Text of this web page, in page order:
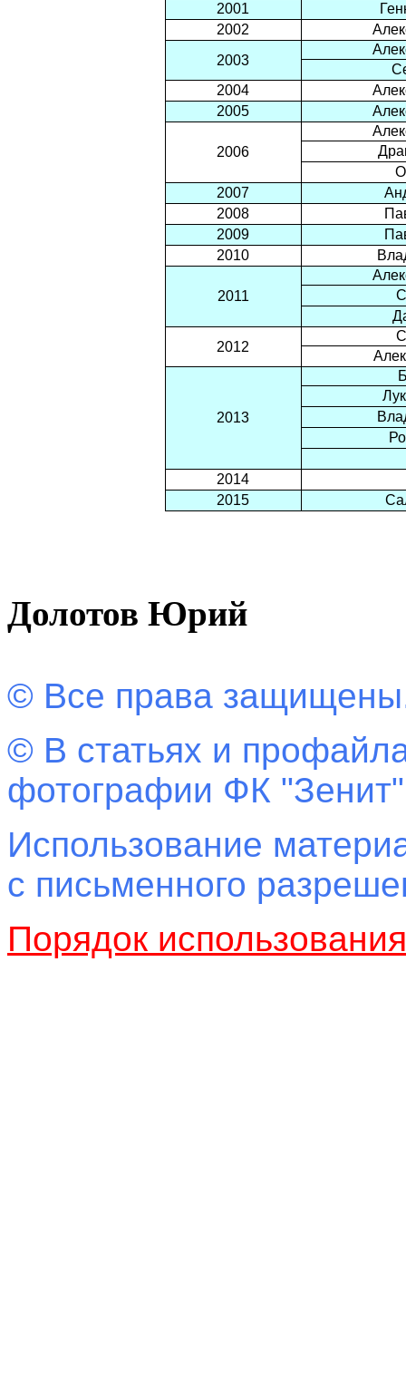
2001
2002
2003
2004
2005
2006
2007
2008
2009
2010
2011
2012
2013
2014
2015
Долотов Юрий
© Все права
© В статьях и
фотографии ФК
Использование
с письменного
Порядок